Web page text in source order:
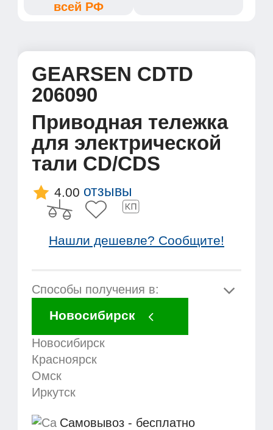
всей РФ
GEARSEN CDTD
206090
Приводная тележка
для электрической
тали CD/CDS
4.00 отзывы
Нашли дешевле? Сообщите!
Способы получения в:
Новосибирск
Новосибирск
Красноярск
Омск
Иркутск
Самовывоз - бесплатно